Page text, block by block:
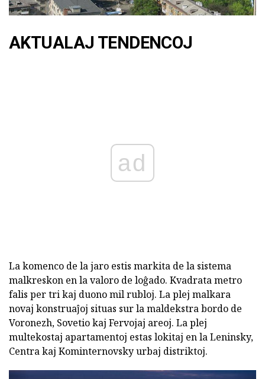
AKTUALAJ TENDENCOJ
ad
La komenco de la jaro estis markita de la sistema
malkreskon en la valoro de loĝado. Kvadrata metro
falis per tri kaj duono mil rubloj. La plej malkara
novaj konstruaĵoj situas sur la maldekstra bordo de
Voronezh, Sovetio kaj Fervojaj areoj. La plej
multekostaj apartamentoj estas lokitaj en la Leninsky,
Centra kaj Kominternovsky urbaj distriktoj.